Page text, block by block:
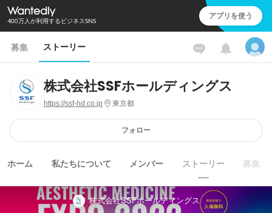
400万人が利用するビジネスSNS アプリを使う
募集 ストーリー
株式会社SSFホールディングス
https://ssf-hd.co.jp 東京都
フォロー
ホーム 私たちについて メンバー ストーリー 募集
株式会社SSFホールディングス